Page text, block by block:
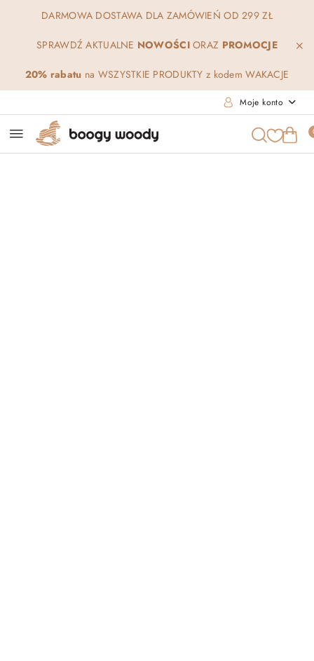
Przejdź do treści głównej
Przejdź do wyszukiwarki
Przejdź do moje konto
Przejdź do menu głównego
Przejdź do opisu produktu
Przejdź do stopki
DARMOWA DOSTAWA DLA ZAMÓWIEŃ OD 299 ZŁ
SPRAWDŹ AKTUALNE NOWOŚCIORAZ PROMOCJE
20% rabatu na WSZYSTKIE PRODUKTY z kodem WAKACJE
Moje konto